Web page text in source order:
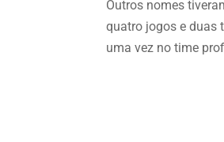
Outros nomes
quatro jogos e duas
uma vez no time